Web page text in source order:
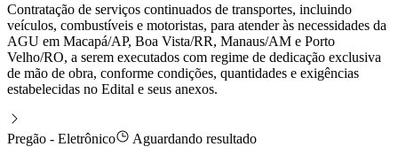
Contratação de serviços continuados de transportes, incluindo
veículos, combustíveis e motoristas, para atender às necessidades da
AGU em Macapá/AP, Boa Vista/RR, Manaus/AM e Porto
Velho/RO, a serem executados com regime de dedicação exclusiva
de mão de obra, conforme condições, quantidades e exigências
estabelecidas no Edital e seus anexos.
Pregão - Eletrônico
Aguardando resultado